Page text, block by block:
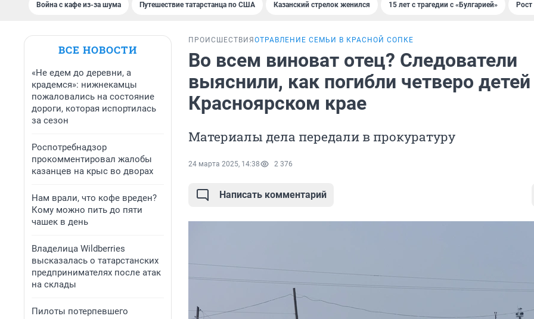
Война с кафе из-за шума Путешествие татарстанца по США Казанский стрелок женился 15 лет с трагедии с «Булгарией»
ВСЕ НОВОСТИ
«Не едем до деревни, а
крадемся»: нижнекамцы
пожаловались на состояние
дороги, которая испортилась
за сезон
Роспотребнадзор
прокомментировал жалобы
казанцев на крыс во дворах
Нам врали, что кофе вреден?
Кому можно пить до пяти
чашек в день
Владелица Wildberries
высказалась о татарстанских
предпринимателях после атак
на склады
Пилоты потерпевшего
ПРОИСШЕСТВИЯ ОТРАВЛЕНИЕ СЕМЬИ В КРАСНОЙ СОПКЕ
Во всем виноват отец? Следователи
выяснили, как погибли четверо
Красноярском крае
Материалы дела передали в прокуратуру
24 марта 2025, 14:38 2 376
Написать комментарий